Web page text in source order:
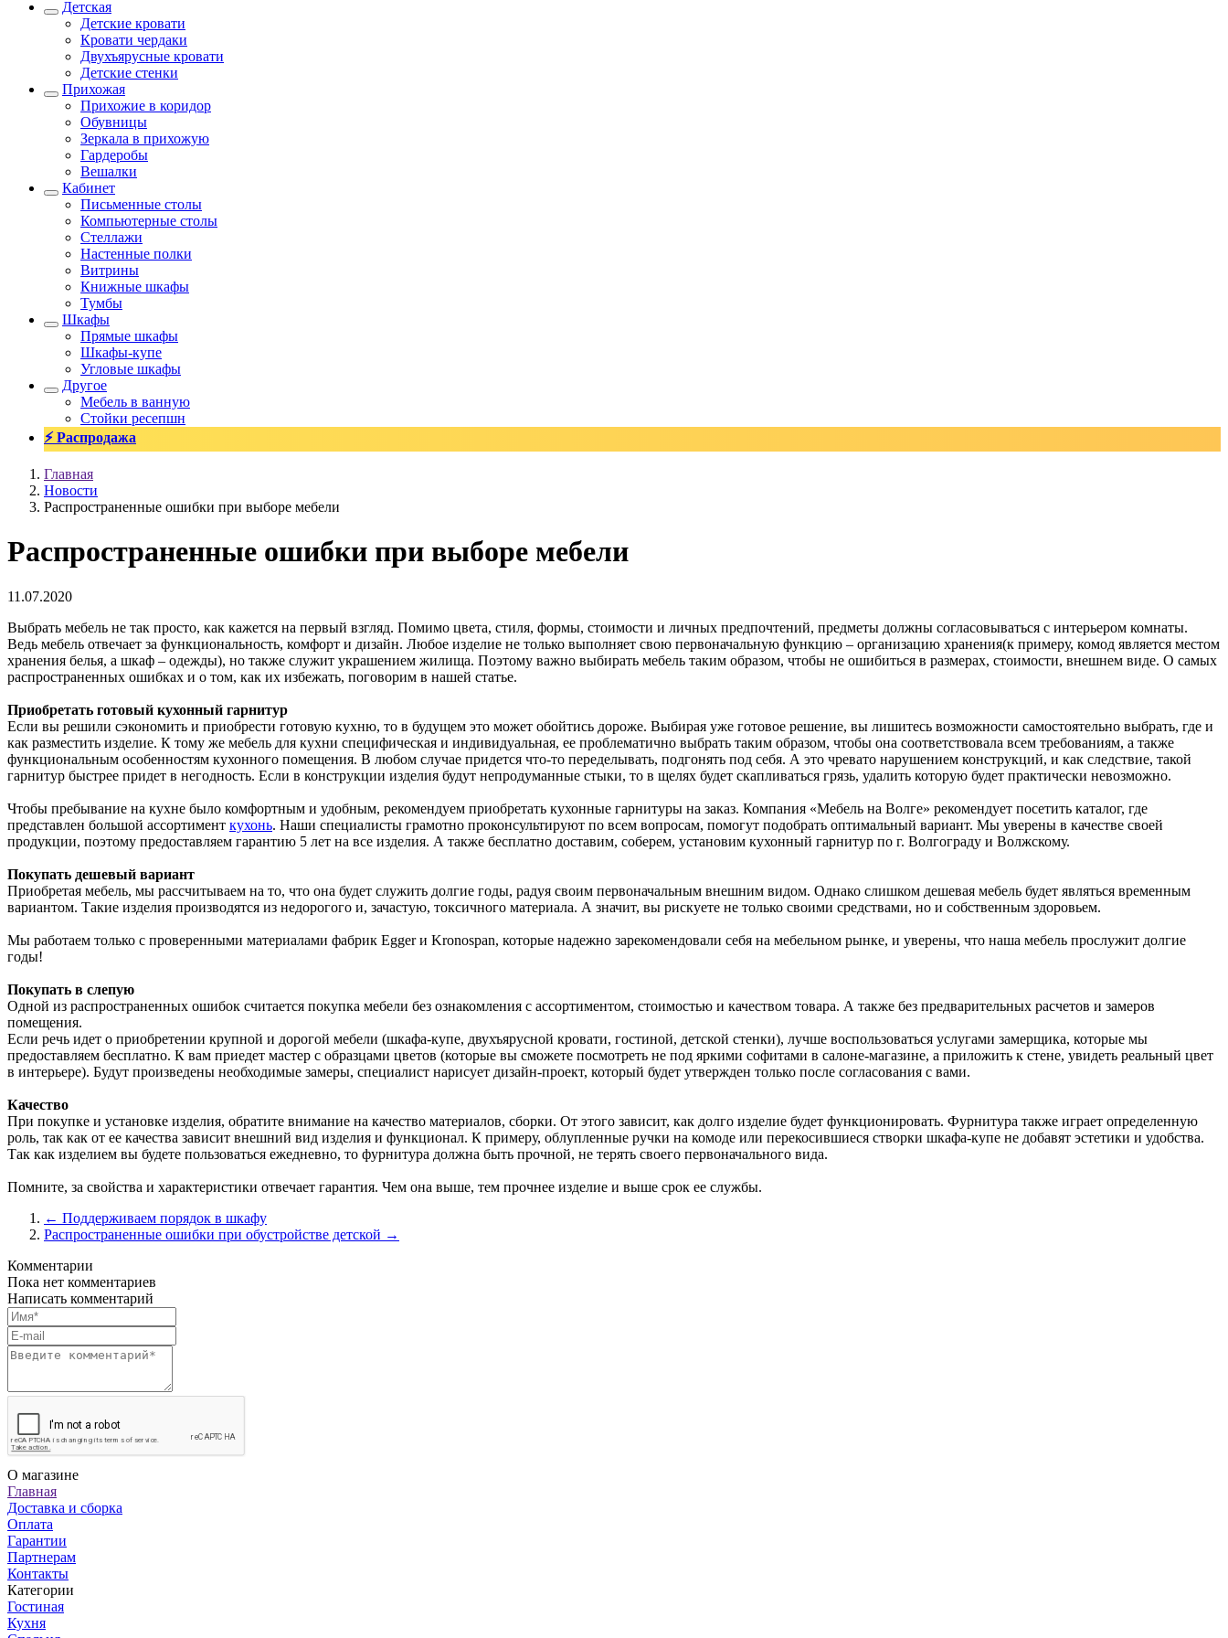
Детская
Детские кровати
Кровати чердаки
Двухъярусные кровати
Детские стенки
Прихожая
Прихожие в коридор
Обувницы
Зеркала в прихожую
Гардеробы
Вешалки
Кабинет
Письменные столы
Компьютерные столы
Стеллажи
Настенные полки
Витрины
Книжные шкафы
Тумбы
Шкафы
Прямые шкафы
Шкафы-купе
Угловые шкафы
Другое
Мебель в ванную
Стойки ресепшн
⚡ Распродажа
Главная
Новости
Распространенные ошибки при выборе мебели
Распространенные ошибки при выборе мебели
11.07.2020
Выбрать мебель не так просто, как кажется на первый взгляд. Помимо цвета, стиля, формы, стоимости и личных предпочтений, предметы должны согласовываться с интерьером комнаты.
Ведь мебель отвечает за функциональность, комфорт и дизайн. Любое изделие не только выполняет свою первоначальную функцию – организацию хранения(к примеру, комод является местом
хранения белья, а шкаф – одежды), но также служит украшением жилища. Поэтому важно выбирать мебель таким образом, чтобы не ошибиться в размерах, стоимости, внешнем виде. О самых
распространенных ошибках и о том, как их избежать, поговорим в нашей статье.
Приобретать готовый кухонный гарнитур
Если вы решили сэкономить и приобрести готовую кухню, то в будущем это может обойтись дороже. Выбирая уже готовое решение, вы лишитесь возможности самостоятельно выбрать, где и
как разместить изделие. К тому же мебель для кухни специфическая и индивидуальная, ее проблематично выбрать таким образом, чтобы она соответствовала всем требованиям, а также
функциональным особенностям кухонного помещения. В любом случае придется что-то переделывать, подгонять под себя. А это чревато нарушением конструкций, и как следствие, такой
гарнитур быстрее придет в негодность. Если в конструкции изделия будут непродуманные стыки, то в щелях будет скапливаться грязь, удалить которую будет практически невозможно.
Чтобы пребывание на кухне было комфортным и удобным, рекомендуем приобретать кухонные гарнитуры на заказ. Компания «Мебель на Волге» рекомендует посетить каталог, где
представлен большой ассортимент кухонь. Наши специалисты грамотно проконсультируют по всем вопросам, помогут подобрать оптимальный вариант. Мы уверены в качестве своей
продукции, поэтому предоставляем гарантию 5 лет на все изделия. А также бесплатно доставим, соберем, установим кухонный гарнитур по г. Волгограду и Волжскому.
Покупать дешевый вариант
Приобретая мебель, мы рассчитываем на то, что она будет служить долгие годы, радуя своим первоначальным внешним видом. Однако слишком дешевая мебель будет являться временным
вариантом. Такие изделия производятся из недорогого и, зачастую, токсичного материала. А значит, вы рискуете не только своими средствами, но и собственным здоровьем.
Мы работаем только с проверенными материалами фабрик Egger и Kronospan, которые надежно зарекомендовали себя на мебельном рынке, и уверены, что наша мебель прослужит долгие
годы!
Покупать в слепую
Одной из распространенных ошибок считается покупка мебели без ознакомления с ассортиментом, стоимостью и качеством товара. А также без предварительных расчетов и замеров
помещения.
Если речь идет о приобретении крупной и дорогой мебели (шкафа-купе, двухъярусной кровати, гостиной, детской стенки), лучше воспользоваться услугами замерщика, которые мы
предоставляем бесплатно. К вам приедет мастер с образцами цветов (которые вы сможете посмотреть не под яркими софитами в салоне-магазине, а приложить к стене, увидеть реальный цвет
в интерьере). Будут произведены необходимые замеры, специалист нарисует дизайн-проект, который будет утвержден только после согласования с вами.
Качество
При покупке и установке изделия, обратите внимание на качество материалов, сборки. От этого зависит, как долго изделие будет функционировать. Фурнитура также играет определенную
роль, так как от ее качества зависит внешний вид изделия и функционал. К примеру, облупленные ручки на комоде или перекосившиеся створки шкафа-купе не добавят эстетики и удобства.
Так как изделием вы будете пользоваться ежедневно, то фурнитура должна быть прочной, не терять своего первоначального вида.
Помните, за свойства и характеристики отвечает гарантия. Чем она выше, тем прочнее изделие и выше срок ее службы.
← Поддерживаем порядок в шкафу
Распространенные ошибки при обустройстве детской →
Комментарии
Пока нет комментариев
Написать комментарий
О магазине
Главная
Доставка и сборка
Оплата
Гарантии
Партнерам
Контакты
Категории
Гостиная
Кухня